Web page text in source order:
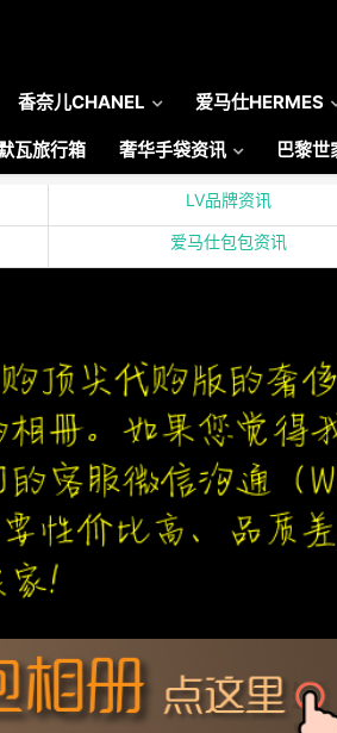
香奈儿CHANEL 爱马仕HERMES
瓦旅行箱 奢华手袋资讯 巴黎世
LV品牌资讯
爱马仕包包资讯